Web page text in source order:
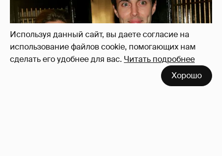
Используя данный сайт, вы даете согласие на
использование файлов cookie, помогающих нам
сделать его удобнее для вас. Читать подробнее
Хорошо